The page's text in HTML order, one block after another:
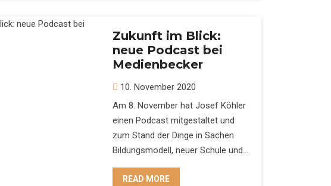
Zukunft im Blick:
neue Podcast bei
Medienbecker
10. November 2020
Am 8. November hat Josef Köhler
einen Podcast mitgestaltet und
zum Stand der Dinge in Sachen
Bildungsmodell, neuer Schule und…
READ MORE